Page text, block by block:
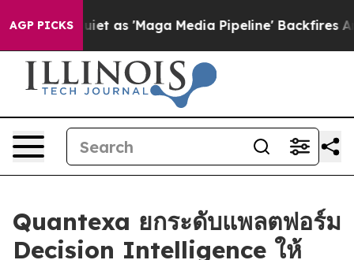
AGP PICKS
Quiet as 'Maga Media Pipeline' Backfires Amid
Quantexa ยกระดับแพลตฟอร์ม
Decision Intelligence ให้